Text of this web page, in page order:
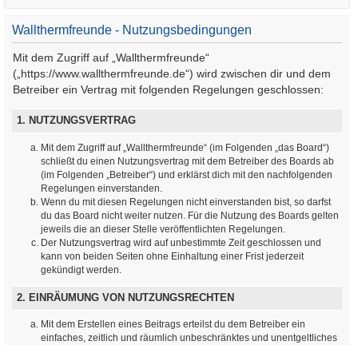
Wallthermfreunde - Nutzungsbedingungen
Mit dem Zugriff auf „Wallthermfreunde“
(„https://www.wallthermfreunde.de“) wird zwischen dir und dem
Betreiber ein Vertrag mit folgenden Regelungen geschlossen:
1. NUTZUNGSVERTRAG
Mit dem Zugriff auf „Wallthermfreunde“ (im Folgenden „das Board“)
schließt du einen Nutzungsvertrag mit dem Betreiber des Boards ab
(im Folgenden „Betreiber“) und erklärst dich mit den nachfolgenden
Regelungen einverstanden.
Wenn du mit diesen Regelungen nicht einverstanden bist, so darfst
du das Board nicht weiter nutzen. Für die Nutzung des Boards gelten
jeweils die an dieser Stelle veröffentlichten Regelungen.
Der Nutzungsvertrag wird auf unbestimmte Zeit geschlossen und
kann von beiden Seiten ohne Einhaltung einer Frist jederzeit
gekündigt werden.
2. EINRÄUMUNG VON NUTZUNGSRECHTEN
Mit dem Erstellen eines Beitrags erteilst du dem Betreiber ein
einfaches, zeitlich und räumlich unbeschränktes und unentgeltliches